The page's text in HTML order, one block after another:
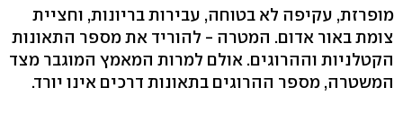
מופרזת, עקיפה לא בטוחה, עבירות בריונות, וחציית
צומת באור אדום. המטרה - להוריד את מספר התאונות
הקטלניות וההרוגים. אולם למרות המאמץ המוגבר מצד
המשטרה, מספר ההרוגים בתאונות דרכים אינו יורד.